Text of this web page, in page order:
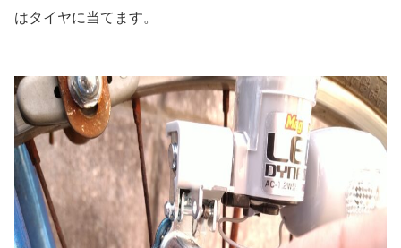
はタイヤに当てます。